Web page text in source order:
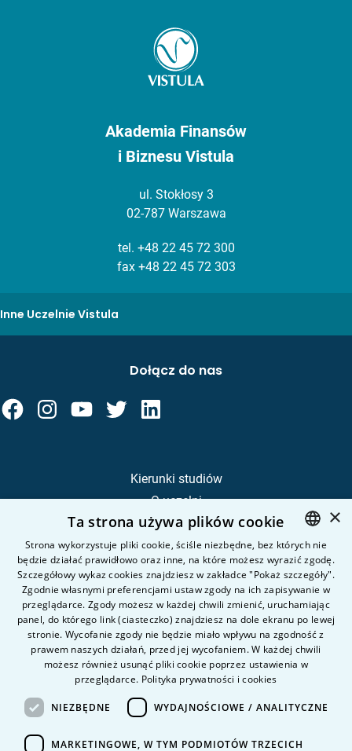
Akademia Finansów
i Biznesu Vistula
ul. Stokłosy 3
02-787 Warszawa
tel. +48 22 45 72 300
fax +48 22 45 72 303
Inne Uczelnie Vistula
Kierunki studiów
O uczelni
Kandydat
Student
Nauka i badania
Intranet
Pytania i odpowiedzi
Kontakt
Kariera na uczelni
Dołącz do nas
POLISH
ENGLISH
×
Ta strona używa plików cookie
Strona wykorzystuje pliki cookie, ściśle niezbędne, bez których nie
będzie działać prawidłowo oraz inne, na które możesz wyrazić zgodę.
Szczegółowy wykaz cookies znajdziesz w zakładce "Pokaż szczegóły".
Zgodnie własnymi preferencjami ustaw zgody na ich zapisywanie w
przeglądarce. Zgody możesz w każdej chwili zmienić, uruchamiając
panel, do którego link (ciasteczko) znajdziesz na dole ekranu po lewej
stronie. Wycofanie zgody nie będzie miało wpływu na zgodność z
prawem naszych działań, przed jej wycofaniem. W każdej chwili
możesz również usunąć pliki cookie poprzez ustawienia w
przeglądarce. Polityka prywatności i cookies
NIEZBĘDNE WYDAJNOŚCIOWE / ANALITYCZNE
MARKETINGOWE, W TYM PODMIOTÓW TRZECICH